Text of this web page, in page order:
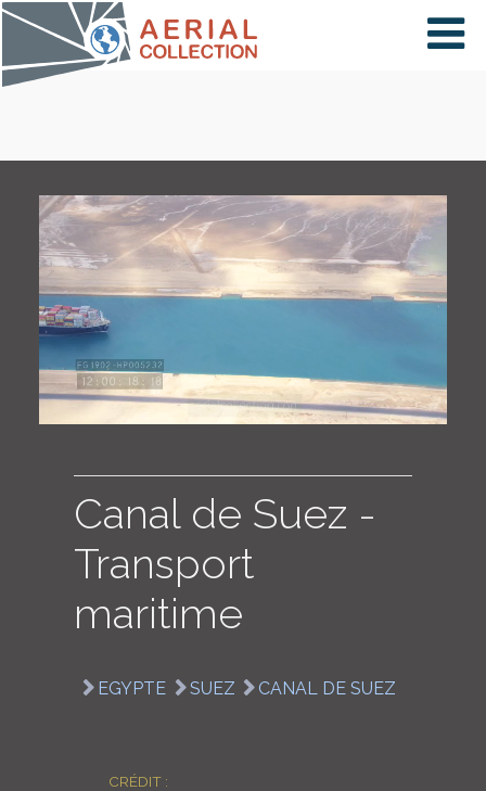
×
PAYS
CARTE
COLLECTIONS
LOGIN
Canal de Suez -
Transport
maritime
EGYPTE SUEZ CANAL DE SUEZ
CRÉDIT :